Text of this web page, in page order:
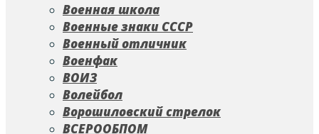
Военная школа
Военные знаки СССР
Военный отличник
Военфак
ВОИЗ
Волейбол
Ворошиловский стрелок
ВСЕРООБПОМ